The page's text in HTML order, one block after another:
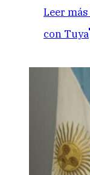
Leer más
con Tuya